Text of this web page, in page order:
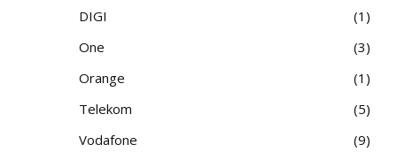
DIGI
1
One
3
Orange
1
Telekom
5
Vodafone
9